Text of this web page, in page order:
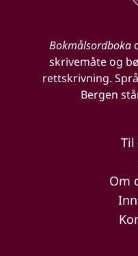
Bokmålsordboka
skrivemåte og
rettskrivning.
Bergen
Til
Om